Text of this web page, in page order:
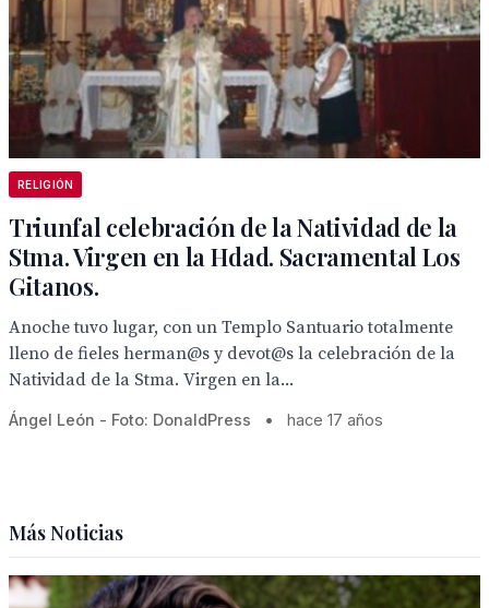
RELIGIÓN
Triunfal celebración de la Natividad de la
Stma. Virgen en la Hdad. Sacramental Los
Gitanos.
Anoche tuvo lugar, con un Templo Santuario totalmente
lleno de fieles herman@s y devot@s la celebración de la
Natividad de la Stma. Virgen en la...
Ángel León - Foto: DonaldPress • hace 17 años
Más Noticias